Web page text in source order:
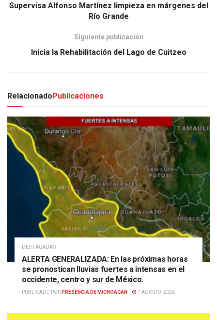
Supervisa Alfonso Martínez limpieza en márgenes del
Río Grande
Siguiente publicación
Inicia la Rehabilitación del Lago de Cuitzeo
RelacionadoPublicaciones
DESTACADAS
ALERTA GENERALIZADA: En las próximas horas
se pronostican lluvias fuertes a intensas en el
occidente, centro y sur de México.
PUBLICADO POR PRESENCIA DE MICHOACÁN 7 AGOSTO, 2026